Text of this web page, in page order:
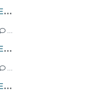
SAISON 6 - ÉPISODE 9 DE THE HANDMAID’S TALE (EXECUTION)
…
SAISON 6 - ÉPISODE 8 DE THE HANDMAID’S TALE (EXODUS)
…
SAISON 6 - ÉPISODE 7 DE THE HANDMAID’S TALE (SHATTERED)